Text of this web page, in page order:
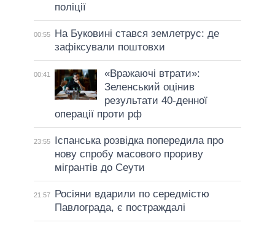
поліції
00:55
На Буковині стався землетрус: де
зафіксували поштовхи
00:41
«Вражаючі втрати»:
Зеленський оцінив
результати 40-денної
операції проти рф
23:55
Іспанська розвідка попередила про
нову спробу масового прориву
мігрантів до Сеути
21:57
Росіяни вдарили по середмістю
Павлограда, є постраждалі